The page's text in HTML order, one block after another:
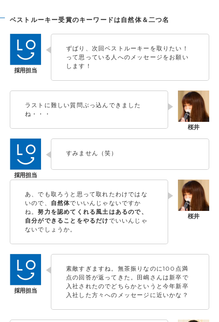
ベストルーキー受賞のキーワードは自然体＆二つ名
ずばり、次回ベストルーキーを取りたい！
って思っている人へのメッセージをお願い
します！
ラストに難しい質問ぶっ込んできました
ね・・・
すみません（笑）
あ、でも取ろうと思って取れたわけではな
いので、 自然体でいいんじゃないですか
ね。努力を認めてくれる風土はあるので、
自分ができることをやるだけでいいんじゃ
ないでしょうか。
素敵すぎますね。無茶振りなのに100点満
点の回答が返ってきた。田嶋さんは新卒で
入社されたのでどちらかというと今年新卒
入社した方々へのメッセージに近いかな？